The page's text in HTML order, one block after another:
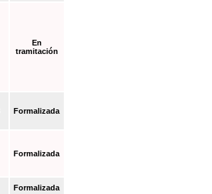
En
tramitación
Formalizada
Formalizada
Formalizada